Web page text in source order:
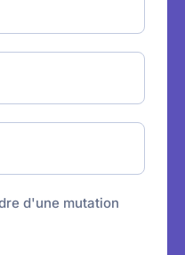
d'une mutation